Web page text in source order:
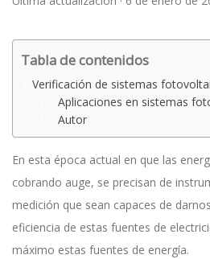
Tabla de contenidos
Verificación de sistemas
Aplicaciones en sistemas
Autor
En esta época actual en que las
cobrando auge, se precisan de
medición que sean capaces de
eficiencia de estas fuentes de
máximo estas fuentes de energía.